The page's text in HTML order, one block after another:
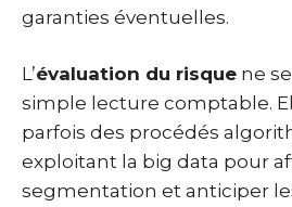
garanties éventuelles.
L’évaluation du risque ne
simple lecture comptable.
parfois des procédés
exploitant la big data pour
segmentation et anticiper